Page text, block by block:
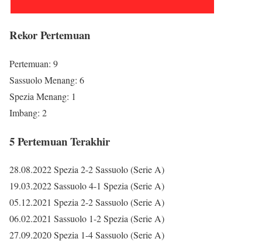
Rekor Pertemuan
Pertemuan: 9
Sassuolo Menang: 6
Spezia Menang: 1
Imbang: 2
5 Pertemuan Terakhir
28.08.2022 Spezia 2-2 Sassuolo (Serie A)
19.03.2022 Sassuolo 4-1 Spezia (Serie A)
05.12.2021 Spezia 2-2 Sassuolo (Serie A)
06.02.2021 Sassuolo 1-2 Spezia (Serie A)
27.09.2020 Spezia 1-4 Sassuolo (Serie A)